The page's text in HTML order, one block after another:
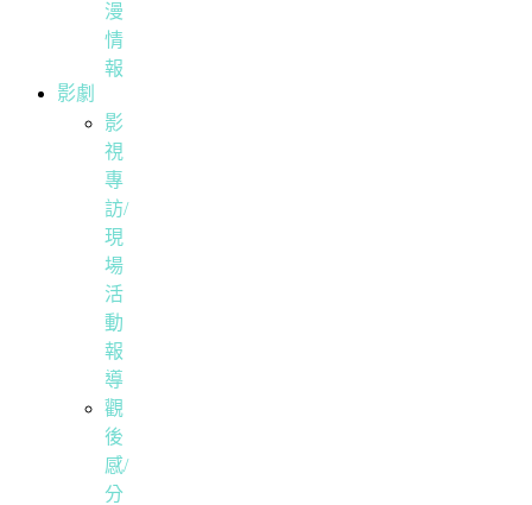
漫
情
報
影劇
影
視
專
訪/
現
場
活
動
報
導
觀
後
感/
分